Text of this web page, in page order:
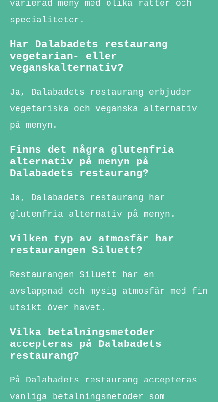
varierad meny med olika rätter och
specialiteter.
Har Dalabadets restaurang
vegetarian- eller
veganskalternativ?
Ja, Dalabadets restaurang erbjuder
vegetariska och veganska alternativ
på menyn.
Finns det några glutenfria
alternativ på menyn på
Dalabadets restaurang?
Ja, Dalabadets restaurang har
glutenfria alternativ på menyn.
Vilken typ av atmosfär har
restaurangen Siluett?
Restaurangen Siluett har en
avslappnad och mysig atmosfär med fin
utsikt över havet.
Vilka betalningsmetoder
accepteras på Dalabadets
restaurang?
På Dalabadets restaurang accepteras
vanliga betalningsmetoder som